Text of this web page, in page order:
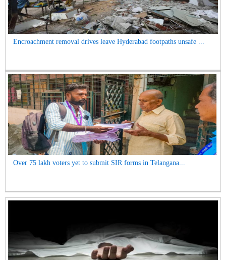
Encroachment removal drives leave Hyderabad footpaths unsafe ...
Over 75 lakh voters yet to submit SIR forms in Telangana...